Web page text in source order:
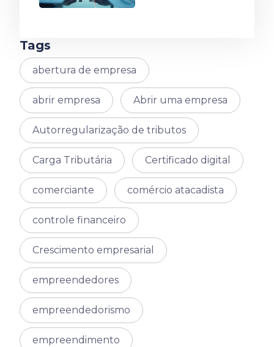
Tags
abertura de empresa
abrir empresa Abrir uma empresa
Autorregularização de tributos
Carga Tributária Certificado digital
comerciante comércio atacadista
controle financeiro
Crescimento empresarial
empreendedores
empreendedorismo
empreendimento